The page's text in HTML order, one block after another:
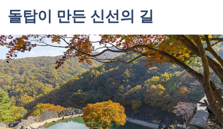
돌탑이 만든 신선의 길